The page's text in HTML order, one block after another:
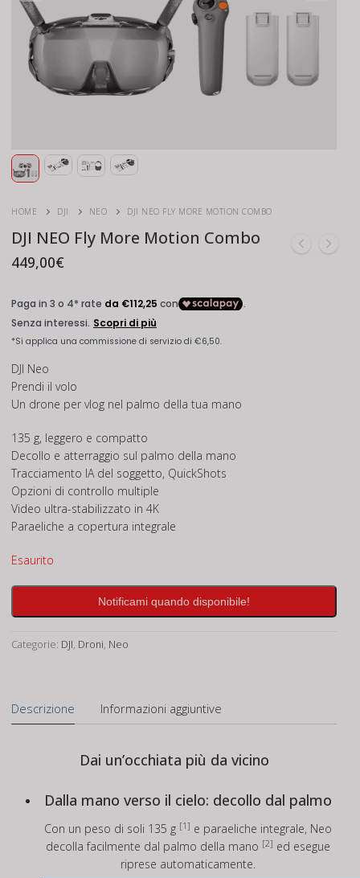
HOME DJI NEO DJI NEO FLY MORE MOTION COMBO
DJI NEO Fly More Motion Combo
449,00€
DJI Neo
Prendi il volo
Un drone per vlog nel palmo della tua mano
135 g, leggero e compatto
Decollo e atterraggio sul palmo della mano
Tracciamento IA del soggetto, QuickShots
Opzioni di controllo multiple
Video ultra-stabilizzato in 4K
Paraeliche a copertura integrale
Esaurito
Notificami quando disponibile!
Categorie: DJI, Droni, Neo
Descrizione Informazioni aggiuntive
Dai un’occhiata più da vicino
Dalla mano verso il cielo: decollo dal palmo
Con un peso di soli 135 g [1] e paraeliche integrale, Neo
decolla facilmente dal palmo della mano [2] ed esegue
riprese automaticamente.